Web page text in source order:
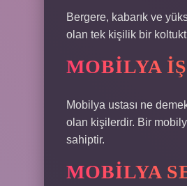
Bergere, kabarık ve
olan tek kişilik bir
MOBILYA
Mobilya ustası ne
olan kişilerdir. Bir
sahiptir.
MOBILYA